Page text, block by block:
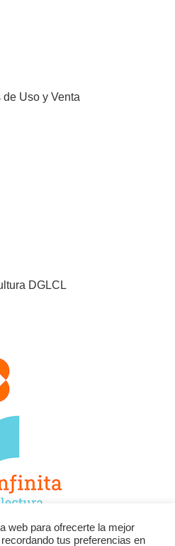
Uso y Venta
web para ofrecerte la mejor
tus preferencias en